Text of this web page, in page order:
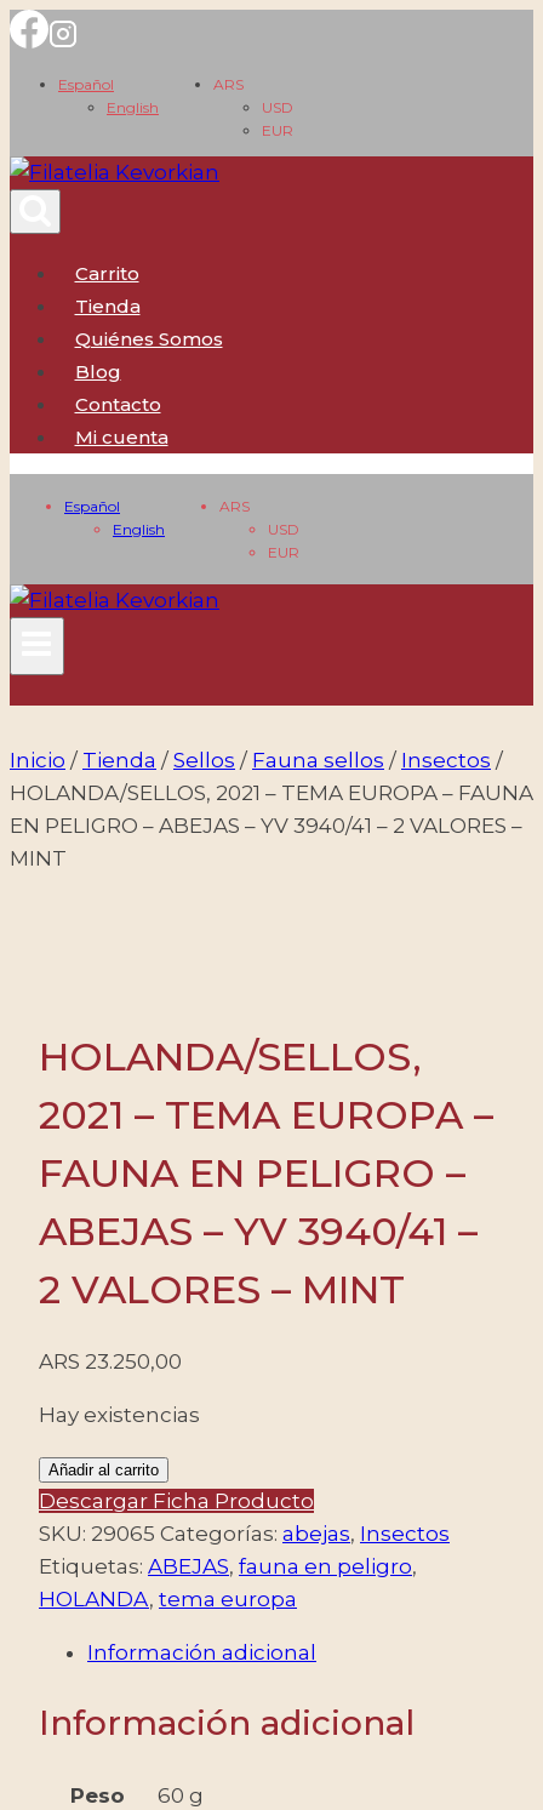
Saltar
contenido
Español
English
ARS
USD
EUR
Carrito
Tienda
Quiénes Somos
Blog
Contacto
Mi cuenta
Español
English
ARS
USD
EUR
Inicio / Tienda / Sellos / Fauna sellos / Insectos /
HOLANDA/SELLOS, 2021 – TEMA EUROPA – FAUNA
EN PELIGRO – ABEJAS – YV 3940/41 – 2 VALORES –
MINT
HOLANDA/SELLOS,
2021 – TEMA EUROPA –
FAUNA EN PELIGRO –
ABEJAS – YV 3940/41 –
2 VALORES – MINT
ARS 23.250,00
Hay existencias
HOLANDA/SELLOS,
2021
-
TEMA
EUROPA
FAUNA
PELIGRO
ABEJAS
Añadir al carrito
Descargar Ficha Producto
SKU: 29065 Categorías: abejas, Insectos
Etiquetas: ABEJAS, fauna en peligro,
HOLANDA, tema europa
Información adicional
Información adicional
Peso 60 g